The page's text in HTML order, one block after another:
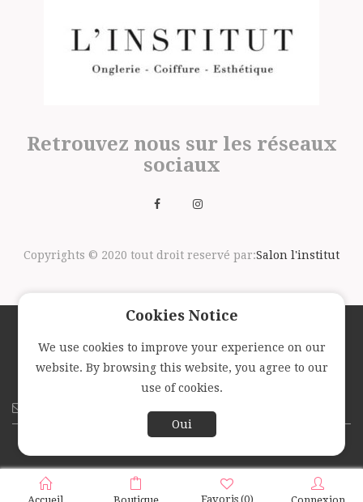
Retrouvez nous sur les réseaux
sociaux
Copyrights © 2020 tout droit reservé par:Salon l'institut
Suivez nous avec la newsletter
Favoris (0)
Cookies Notice
We use cookies to improve your experience on our
website. By browsing this website, you agree to our
use of cookies.
Oui